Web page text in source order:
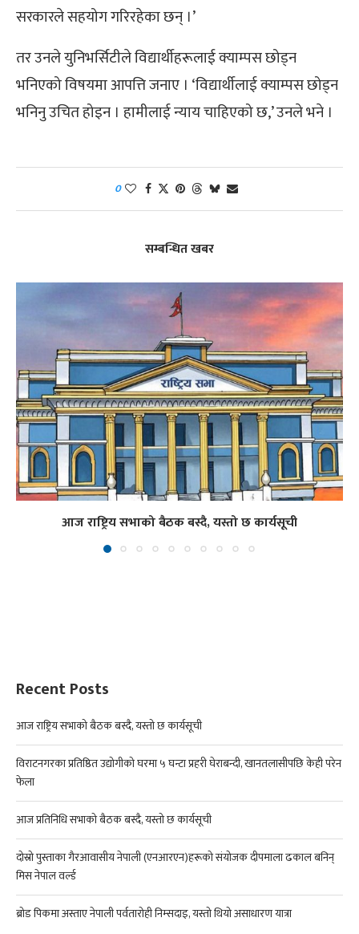
सरकारले सहयोग गरिरहेका छन् ।’
तर उनले युनिभर्सिटीले विद्यार्थीहरूलाई क्याम्पस छोड्न
भनिएको विषयमा आपत्ति जनाए । ‘विद्यार्थीलाई क्याम्पस छोड्न
भनिनु उचित होइन । हामीलाई न्याय चाहिएको छ,’ उनले भने ।
0
सम्बन्धित खबर
आज राष्ट्रिय सभाको बैठक बस्दै, यस्तो छ कार्यसूची
Recent Posts
आज राष्ट्रिय सभाको बैठक बस्दै, यस्तो छ कार्यसूची
विराटनगरका प्रतिष्ठित उद्योगीको घरमा ५ घन्टा प्रहरी घेराबन्दी, खानतलासीपछि केही परेन
फेला
आज प्रतिनिधि सभाको बैठक बस्दै, यस्तो छ कार्यसूची
दोस्रो पुस्ताका गैरआवासीय नेपाली (एनआरएन)हरूको संयोजक दीपमाला ढकाल बनिन्
मिस नेपाल वर्ल्ड
ब्रोड पिकमा अस्ताए नेपाली पर्वतारोही निम्सदाइ, यस्तो थियो असाधारण यात्रा